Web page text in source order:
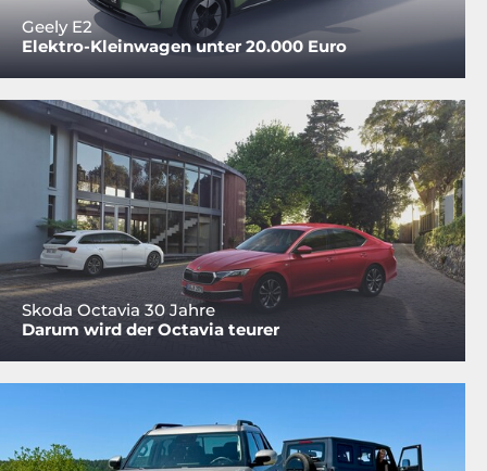
Geely E2
Elektro-Kleinwagen unter 20.000 Euro
Skoda Octavia 30 Jahre
Darum wird der Octavia teurer